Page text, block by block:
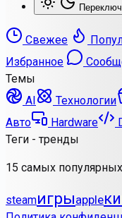
Свежее
Избранное
Темы
AI
Технологии
Авто
Hardware
Теги - тренды
15 самых
steamигрыapple